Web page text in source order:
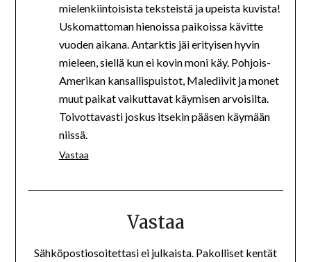
mielenkiintoisista teksteistä ja upeista kuvista!
Uskomattoman hienoissa paikoissa kävitte
vuoden aikana. Antarktis jäi erityisen hyvin
mieleen, siellä kun ei kovin moni käy. Pohjois-
Amerikan kansallispuistot, Malediivit ja monet
muut paikat vaikuttavat käymisen arvoisilta.
Toivottavasti joskus itsekin pääsen käymään
niissä.
Vastaa
Vastaa
Sähköpostiosoitettasi ei julkaista. Pakolliset kentät